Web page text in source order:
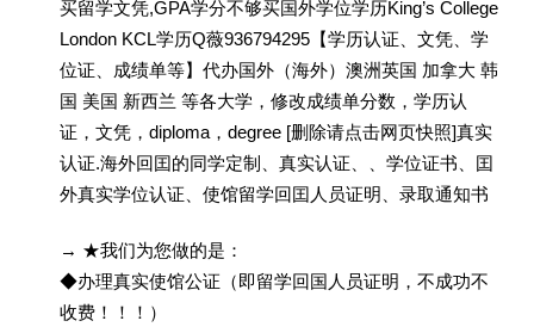
买留学文凭,GPA学分不够买国外学位学历King’s College
London KCL学历Q薇936794295【学历认证、文凭、学
位证、成绩单等】代办国外（海外）澳洲英国 加拿大 韩
国 美国 新西兰 等各大学，修改成绩单分数，学历认
证，文凭，diploma，degree [删除请点击网页快照]真实
认证.海外回囯的同学定制、真实认证、、学位证书、囯
外真实学位认证、使馆留学回囯人员证明、录取通知书
→ ★我们为您做的是：
◆办理真实使馆公证（即留学回国人员证明，不成功不
收费！！！）